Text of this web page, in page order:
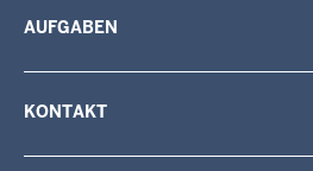
AUFGABEN
KONTAKT